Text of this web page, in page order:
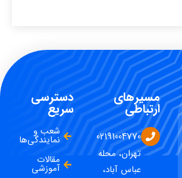
مسیرهای
ارتباطی
02191004770
تهران، محله
عباس آباد،
دسترسی
سریع
شعب و
نمایندگی‌ها
مقالات
آموزشی